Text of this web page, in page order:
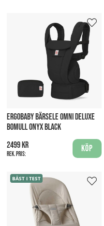
ERGOBABY BÄRSELE OMNI DELUXE
BOMULL ONYX BLACK
2499 kr
Rek. pris:
Köp
BÄST I TEST